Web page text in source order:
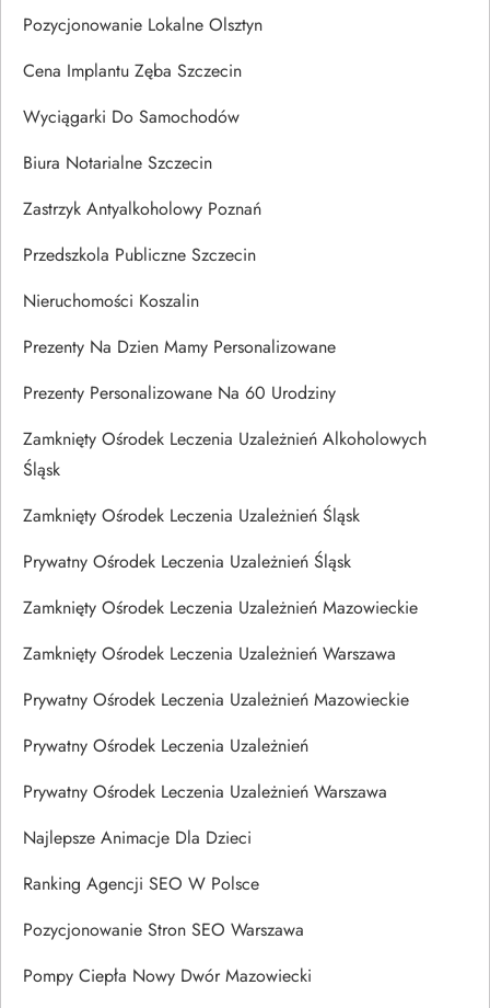
Pozycjonowanie Lokalne Olsztyn
Cena Implantu Zęba Szczecin
Wyciągarki Do Samochodów
Biura Notarialne Szczecin
Zastrzyk Antyalkoholowy Poznań
Przedszkola Publiczne Szczecin
Nieruchomości Koszalin
Prezenty Na Dzien Mamy Personalizowane
Prezenty Personalizowane Na 60 Urodziny
Zamknięty Ośrodek Leczenia Uzależnień Alkoholowych
Śląsk
Zamknięty Ośrodek Leczenia Uzależnień Śląsk
Prywatny Ośrodek Leczenia Uzależnień Śląsk
Zamknięty Ośrodek Leczenia Uzależnień Mazowieckie
Zamknięty Ośrodek Leczenia Uzależnień Warszawa
Prywatny Ośrodek Leczenia Uzależnień Mazowieckie
Prywatny Ośrodek Leczenia Uzależnień
Prywatny Ośrodek Leczenia Uzależnień Warszawa
Najlepsze Animacje Dla Dzieci
Ranking Agencji SEO W Polsce
Pozycjonowanie Stron SEO Warszawa
Pompy Ciepła Nowy Dwór Mazowiecki